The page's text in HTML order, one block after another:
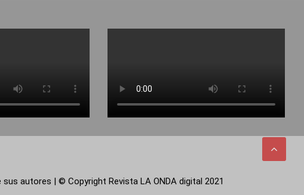
autores | © Copyright Revista LA ONDA digital 2021